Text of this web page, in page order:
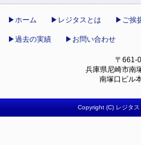
ホーム レジタスとは ご挨
過去の実績 お問い合わせ
〒661-
兵庫県尼崎市南
南塚口ビル
Copyright (C) レジタ